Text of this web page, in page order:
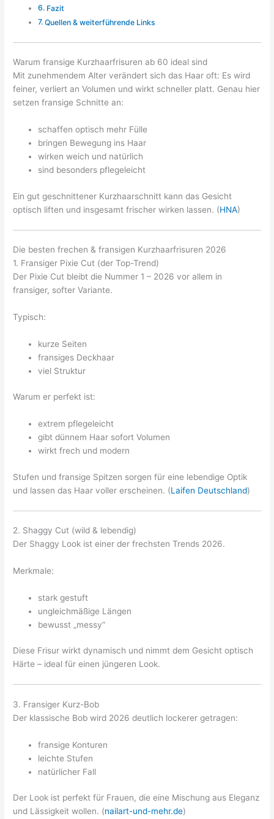
Fazit
Quellen & weiterführende Links
Warum fransige Kurzhaarfrisuren ab 60 ideal sind
Mit zunehmendem Alter verändert sich das Haar oft: Es wird
feiner, verliert an Volumen und wirkt schneller platt. Genau hier
setzen fransige Schnitte an:
schaffen optisch mehr Fülle
bringen Bewegung ins Haar
wirken weich und natürlich
sind besonders pflegeleicht
Ein gut geschnittener Kurzhaarschnitt kann das Gesicht
optisch liften und insgesamt frischer wirken lassen. (HNA)
Die besten frechen & fransigen Kurzhaarfrisuren 2026
1. Fransiger Pixie Cut (der Top-Trend)
Der Pixie Cut bleibt die Nummer 1 – 2026 vor allem in
fransiger, softer Variante.
Typisch:
kurze Seiten
fransiges Deckhaar
viel Struktur
Warum er perfekt ist:
extrem pflegeleicht
gibt dünnem Haar sofort Volumen
wirkt frech und modern
Stufen und fransige Spitzen sorgen für eine lebendige Optik
und lassen das Haar voller erscheinen. (Laifen Deutschland)
2. Shaggy Cut (wild & lebendig)
Der Shaggy Look ist einer der frechsten Trends 2026.
Merkmale:
stark gestuft
ungleichmäßige Längen
bewusst „messy“
Diese Frisur wirkt dynamisch und nimmt dem Gesicht optisch
Härte – ideal für einen jüngeren Look.
3. Fransiger Kurz-Bob
Der klassische Bob wird 2026 deutlich lockerer getragen:
fransige Konturen
leichte Stufen
natürlicher Fall
Der Look ist perfekt für Frauen, die eine Mischung aus Eleganz
und Lässigkeit wollen. (nailart-und-mehr.de)